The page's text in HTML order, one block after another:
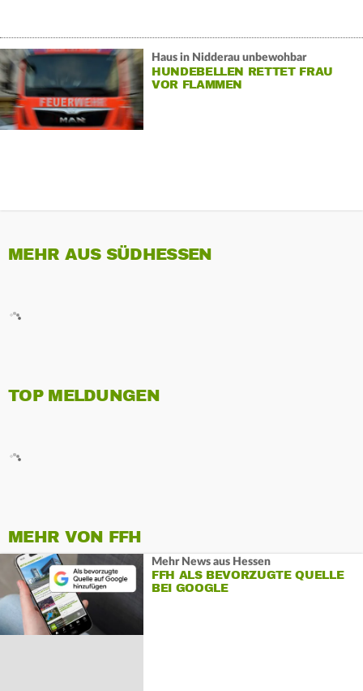
Haus in Nidderau unbewohbar
HUNDEBELLEN RETTET FRAU
VOR FLAMMEN
MEHR AUS SÜDHESSEN
TOP MELDUNGEN
MEHR VON FFH
Mehr News aus Hessen
FFH ALS BEVORZUGTE QUELLE
BEI GOOGLE